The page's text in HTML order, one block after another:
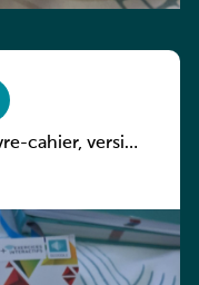
cahier, version